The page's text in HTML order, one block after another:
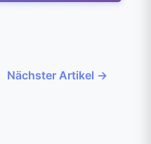
Nächster Artikel →